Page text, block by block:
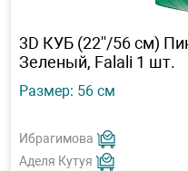
3D КУБ (22''/56 см)
Зеленый, Falali 1 шт.
Размер: 56 см
Ибрагимова
Аделя Кутуя